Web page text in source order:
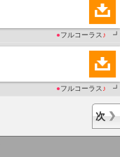
●フルコーラス ♪ ┛
●フルコーラス ♪ ┛
次